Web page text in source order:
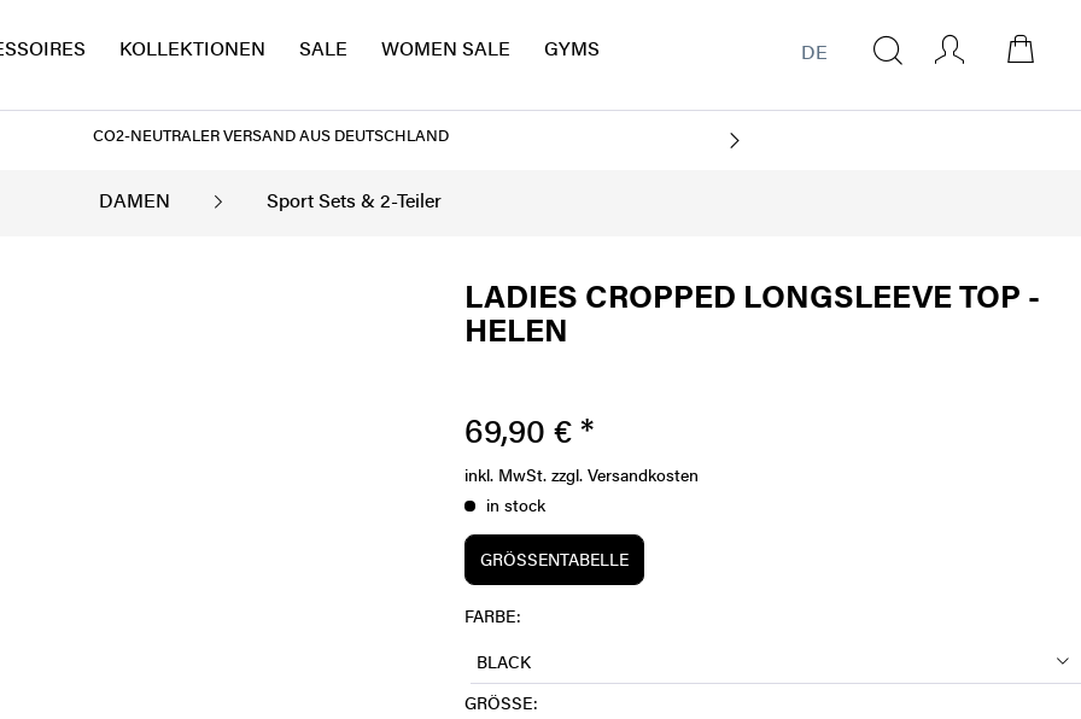
DE
CO2-NEUTRALER VERSAND AUS DEUTSCHLAND
KOLLEKTIONEN SALE WOMEN SALE GYMS
DAMEN Sport Sets & 2-Teiler
LADIES CROPPED LONGSLEEVE TOP -
HELEN
69,90 € *
inkl. MwSt.zzgl. Versandkosten
in stock
GRÖSSENTABELLE
FARBE:
BLACK
GRÖSSE: